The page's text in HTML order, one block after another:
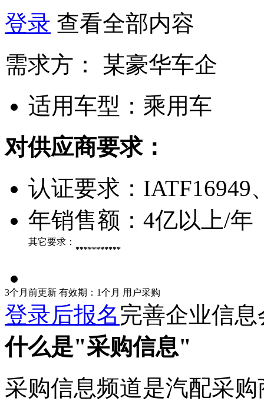
登录 查看全部内容
需求方：
某豪华车企
适用车型： 乘用车
对供应商要求：
认证要求： IATF16949
年销售额： 4亿以上/年
其它要求：
***********
3个月前更新 有效期：1个月 用户采购
登录后报名完善企业信
什么是"采购信息"
采购信息频道是汽配采